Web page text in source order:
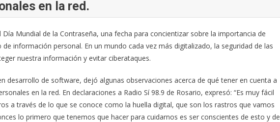
en la red.
Mundial de la Contraseña, una fecha para concientizar sobre la importancia de
información personal. En un mundo cada vez más digitalizado, la seguridad de las
nuestra información y evitar ciberataques.
desarrollo de software, dejó algunas observaciones acerca de qué tener en cuenta a
en la red. En declaraciones a Radio Sí 98.9 de Rosario, expresó: “Es muy fácil
a través de lo que se conoce como la huella digital, que son los rastros que vamos
lo primero que tenemos que hacer para cuidarnos es ser conscientes de esto y de